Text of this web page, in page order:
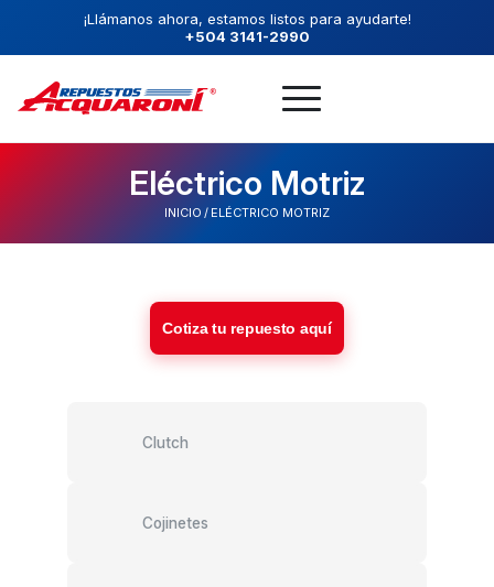
¡Llámanos ahora, estamos listos para ayudarte!
+504 3141-2990
Eléctrico Motriz
INICIO / ELÉCTRICO MOTRIZ
Cotiza tu repuesto aquí
Clutch
Cojinetes